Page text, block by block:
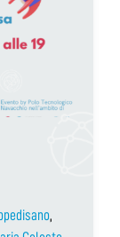
,